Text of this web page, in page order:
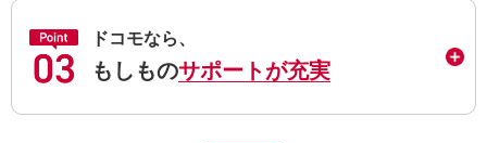
ドコモなら、
もしものサポートが充実